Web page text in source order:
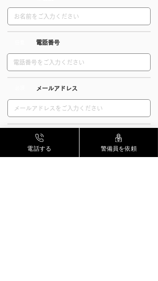
​電話番号
​メールアドレス
​お問い合わせ内容
電話する 警備員を依頼